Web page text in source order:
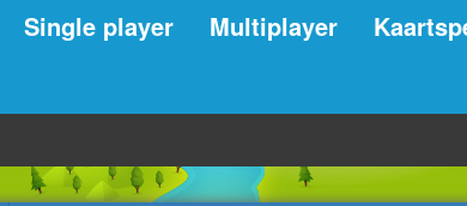
Single player Multiplayer